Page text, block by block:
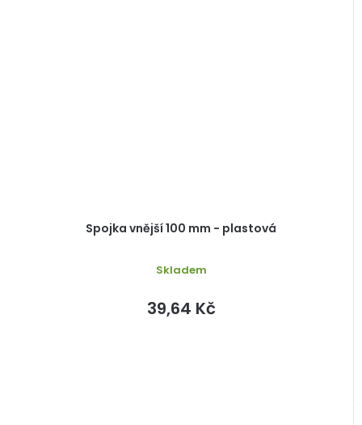
Spojka vnější 100 mm - plastová
Skladem
39,64 Kč